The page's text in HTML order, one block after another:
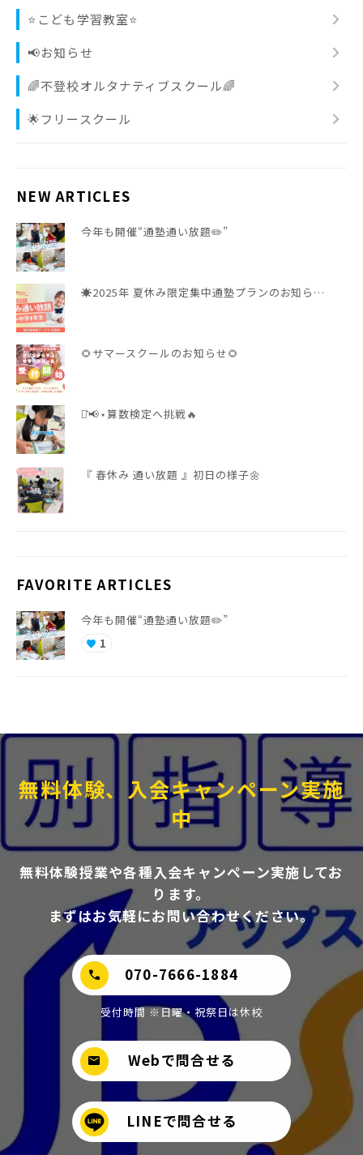
⭐️こども学習教室⭐️ chevron_right
📢お知らせ chevron_right
🌈不登校オルタナティブスクール🌈 chevron_right
🌟フリースクール chevron_right
NEW ARTICLES
今年も開催“通塾通い放題✏️”
☀️2025年 夏休み限定集中通塾プランのお知ら…
🌻サマースクールのお知らせ🌻
⋆͛📢⋆算数検定へ挑戦🔥
『 春休み 通い放題 』初日の様子🌼
FAVORITE ARTICLES
今年も開催“通塾通い放題✏️”
favorite 1
無料体験、入会キャンペーン実施
中
無料体験授業や各種入会キャンペーン実施してお
ります。
まずはお気軽にお問い合わせください。
070-7666-1884
call
受付時間 ※日曜・祝祭日は休校
Webで問合せる
mail
LINEで問合せる